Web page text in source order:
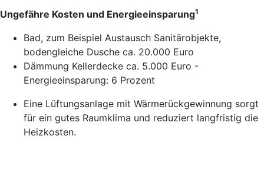
Ungefähre Kosten und Energieeinsparung1
Bad, zum Beispiel Austausch Sanitärobjekte,
bodengleiche Dusche ca. 20.000 Euro
Dämmung Kellerdecke ca. 5.000 Euro -
Energieeinsparung: 6 Prozent
Eine Lüftungsanlage mit Wärmerückgewinnung sorgt
für ein gutes Raumklima und reduziert langfristig die
Heizkosten.